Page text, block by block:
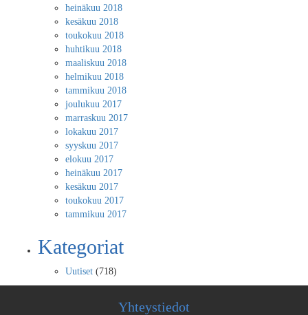
heinäkuu 2018
kesäkuu 2018
toukokuu 2018
huhtikuu 2018
maaliskuu 2018
helmikuu 2018
tammikuu 2018
joulukuu 2017
marraskuu 2017
lokakuu 2017
syyskuu 2017
elokuu 2017
heinäkuu 2017
kesäkuu 2017
toukokuu 2017
tammikuu 2017
Kategoriat
Uutiset (718)
Yhteystiedot